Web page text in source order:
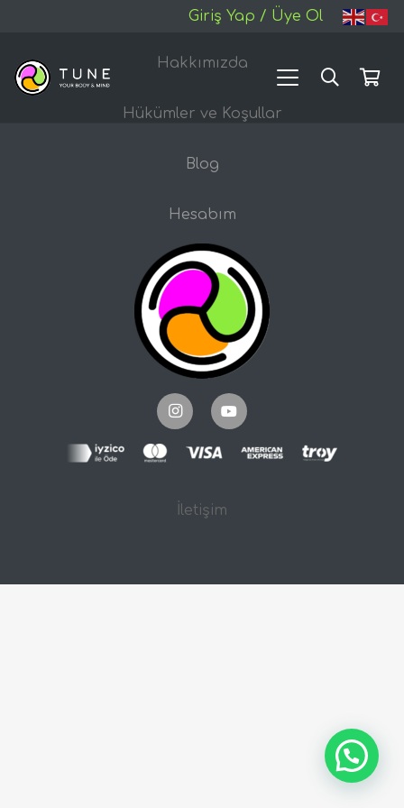
Giriş Yap / Üye Ol
Hakkımızda
Hükümler ve Koşullar
Blog
Hesabım
İletişim